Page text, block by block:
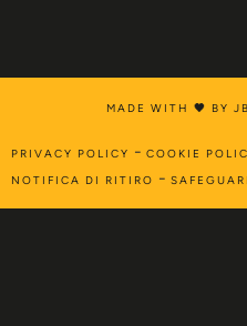
PRIVACY POLICY - COOKIE
NOTIFICA DI RITIRO -
MADE WITH 🖤 BY